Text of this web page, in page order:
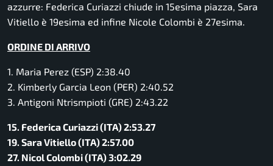
azzurre: Federica Curiazzi chiude in 15esima piazza, Sara
Vitiello è 19esima ed infine Nicole Colombi è 27esima.
ORDINE DI ARRIVO
1. Maria Perez (ESP) 2:38.40
2. Kimberly Garcia Leon (PER) 2:40.52
3. Antigoni Ntrismpioti (GRE) 2:43.22
15. Federica Curiazzi (ITA) 2:53.27
19. Sara Vitiello (ITA) 2:57.00
27. Nicol Colombi (ITA) 3:02.29